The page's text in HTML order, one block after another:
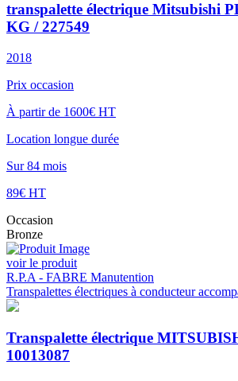
transpalette électrique Mitsubishi
KG / 227549
2018
Prix occasion
À partir de 1600€ HT
Location longue durée
Sur 84 mois
89€ HT
Occasion
Bronze
voir le produit
R.P.A - FABRE Manutention
Transpalettes électriques à conducteur
Transpalette électrique
10013087